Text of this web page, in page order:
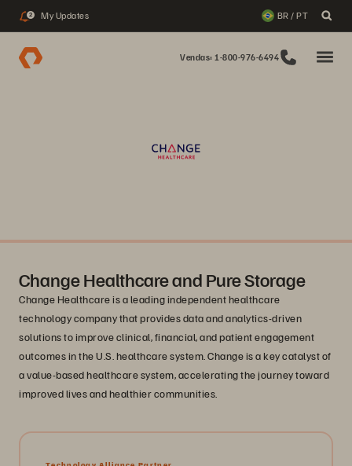
2 My Updates BR / PT
Vendas: 1-800-976-6494
Change Healthcare and Pure Storage
Change Healthcare is a leading independent healthcare
technology company that provides data and analytics-driven
solutions to improve clinical, financial, and patient engagement
outcomes in the U.S. healthcare system. Change is a key catalyst of
a value-based healthcare system, accelerating the journey toward
improved lives and healthier communities.